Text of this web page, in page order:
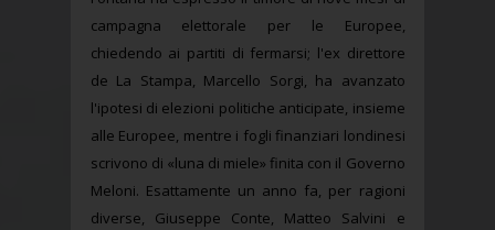
campagna elettorale per le Europee,
chiedendo ai partiti di fermarsi; l'ex direttore
de La Stampa, Marcello Sorgi, ha avanzato
l'ipotesi di elezioni politiche anticipate, insieme
alle Europee, mentre i fogli finanziari londinesi
scrivono di «luna di miele» finita con il Governo
Meloni. Esattamente un anno fa, per ragioni
diverse, Giuseppe Conte, Matteo Salvini e